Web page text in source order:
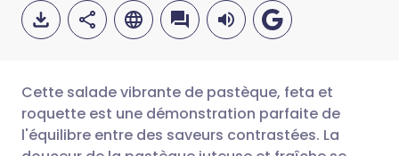
Partager par email
🇬🇧 English 🇩🇪 Deutsch
Cette salade vibrante de pastèque, feta et
roquette est une démonstration parfaite de
l'équilibre entre des saveurs contrastées. La